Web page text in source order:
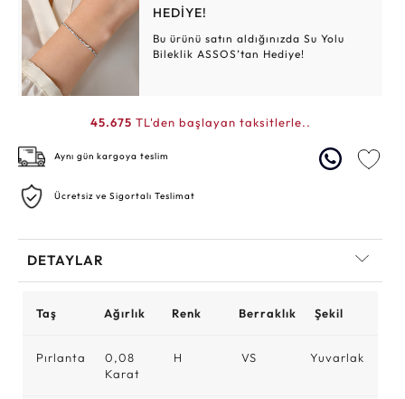
HEDİYE!
Bu ürünü satın aldığınızda Su Yolu
Bileklik ASSOS’tan Hediye!
45.675 TL'den başlayan taksitlerle..
Aynı gün kargoya teslim
Ücretsiz ve Sigortalı Teslimat
DETAYLAR
Taş Ağırlık Renk Berraklık Şekil
Pırlanta
0,08
Karat
H VS Yuvarlak